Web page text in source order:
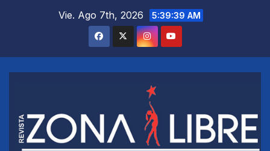
Vie. Ago 7th, 2026 5:39:40 AM